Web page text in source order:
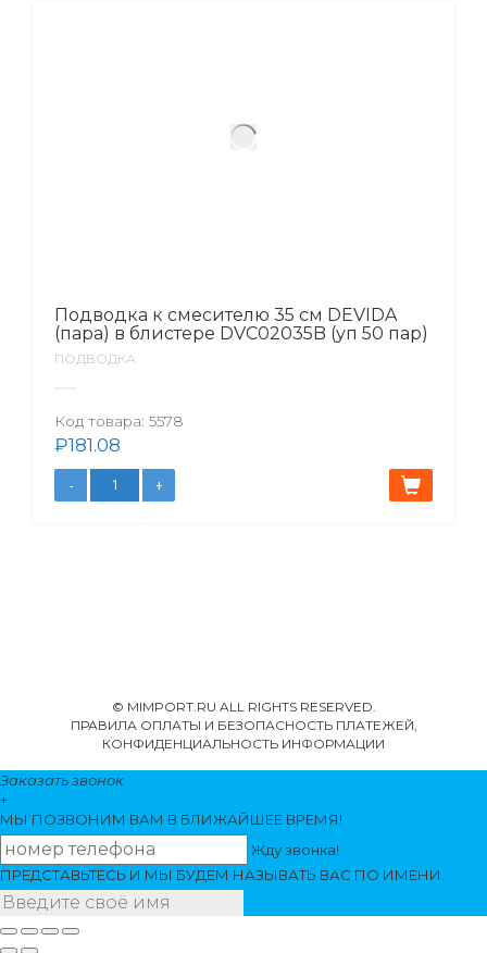
Подводка к смесителю 35 см DEVIDA
(пара) в блистере DVC02035B (уп 50 пар)
ПОДВОДКА
Код товара: 5578
₽181.08
© MIMPORT.RU ALL RIGHTS RESERVED.
ПРАВИЛА ОПЛАТЫ И БЕЗОПАСНОСТЬ ПЛАТЕЖЕЙ,
КОНФИДЕНЦИАЛЬНОСТЬ ИНФОРМАЦИИ
Заказать звонок
+
МЫ ПОЗВОНИМ ВАМ В БЛИЖАЙШЕЕ ВРЕМЯ!
Жду звонка!
ПРЕДСТАВЬТЕСЬ И МЫ БУДЕМ НАЗЫВАТЬ ВАС ПО ИМЕНИ.